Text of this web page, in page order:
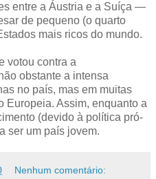
entre a Áustria e a Suíça —
de pequeno (o quarto
mais ricos do mundo.
votou contra a
obstante a intensa
no país, mas em muitas
Europeia. Assim, enquanto a
(devido à política pró-
ser um país jovem.
Nenhum comentário: